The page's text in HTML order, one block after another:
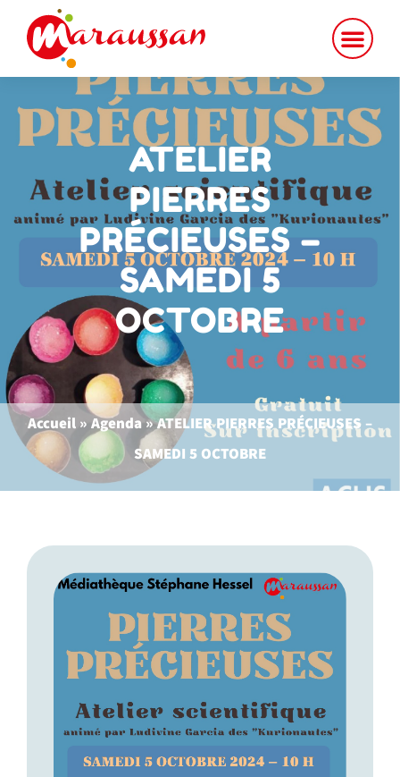
ATELIER
PIERRES
PRÉCIEUSES –
SAMEDI 5
OCTOBRE
Accueil » Agenda»ATELIER PIERRES PRÉCIEUSES –
SAMEDI 5 OCTOBRE